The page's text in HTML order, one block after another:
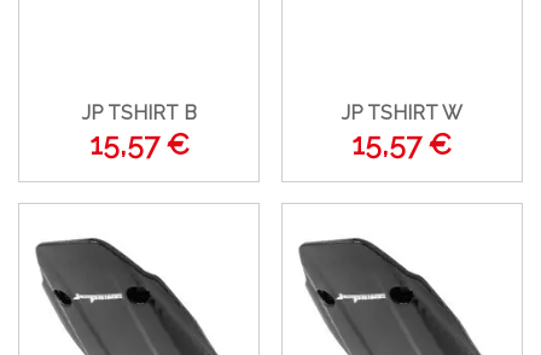
JP TSHIRT B
15,57 €
JP TSHIRT W
15,57 €